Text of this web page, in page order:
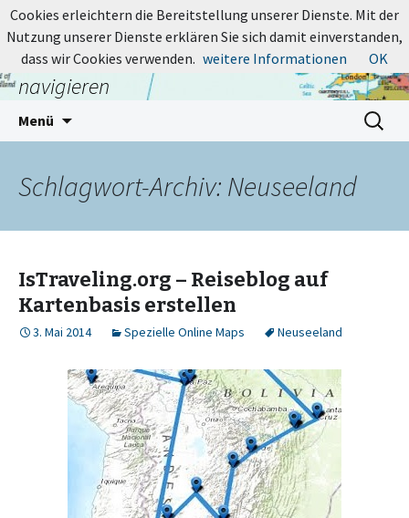
MapsBlog.de
Online-Karten: suchen, entdecken,
navigieren
Menü
Suchen
nach:
Schlagwort-Archiv: Neuseeland
IsTraveling.org – Reiseblog auf
Kartenbasis erstellen
3. Mai 2014 Spezielle Online Maps Neuseeland
Cookies erleichtern die Bereitstellung unserer Dienste. Mit der
Nutzung unserer Dienste erklären Sie sich damit einverstanden,
dass wir Cookies verwenden. weitere Informationen OK